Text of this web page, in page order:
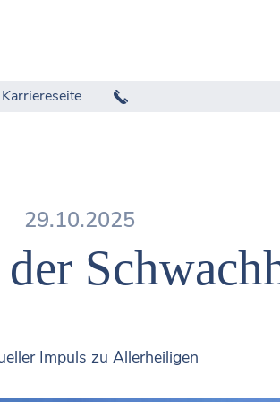
Karriereseite
29.10.2025
Impuls zu Allerheiligen